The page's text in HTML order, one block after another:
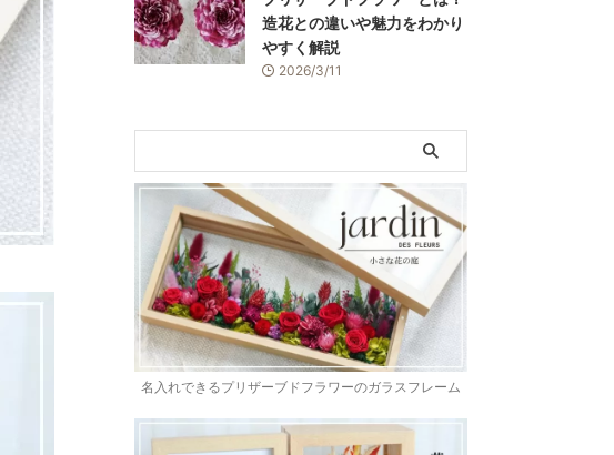
造花との違いや魅力をわかり
やすく解説
2026/3/11
名入れできるプリザーブドフラワーのガラスフレーム